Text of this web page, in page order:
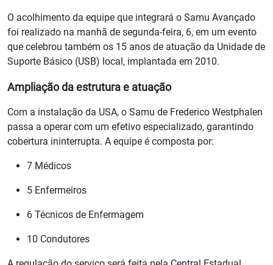
O acolhimento da equipe que integrará o Samu Avançado
foi realizado na manhã de segunda-feira, 6, em um evento
que celebrou também os 15 anos de atuação da Unidade de
Suporte Básico (USB) local, implantada em 2010.
Ampliação da estrutura e atuação
Com a instalação da USA, o Samu de Frederico Westphalen
passa a operar com um efetivo especializado, garantindo
cobertura ininterrupta. A equipe é composta por:
7 Médicos
5 Enfermeiros
6 Técnicos de Enfermagem
10 Condutores